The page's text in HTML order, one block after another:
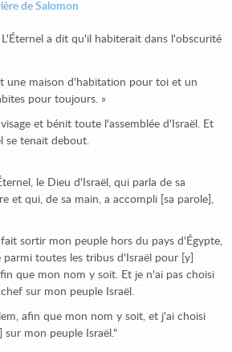
de Salomon
a dit qu'il habiterait dans l'obscurité
une maison d'habitation pour toi et un
pour toujours. »
et bénit toute l'assemblée d'Israël. Et
se tenait debout.
le Dieu d'Israël, qui parla de sa
et qui, de sa main, a accompli [sa parole],
sortir mon peuple hors du pays d'Égypte,
parmi toutes les tribus d'Israël pour [y]
que mon nom y soit. Et je n'ai pas choisi
sur mon peuple Israël.
afin que mon nom y soit, et j'ai choisi
mon peuple Israël."